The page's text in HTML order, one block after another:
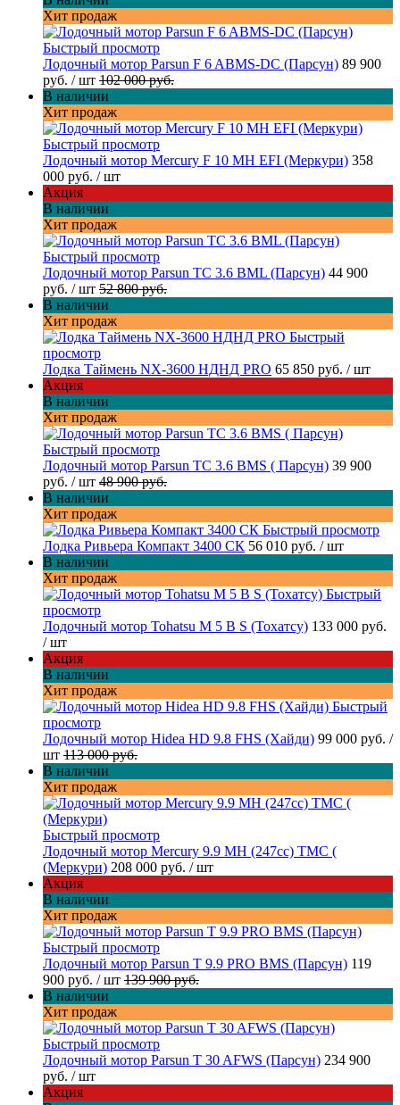
Хит продаж
Быстрый просмотр
Лодочный мотор Parsun F 6 ABMS-DC (Парсун) 89 900
руб. / шт 102 000 руб.
В наличии
Хит продаж
Быстрый просмотр
Лодочный мотор Mercury F 10 MH EFI (Меркури) 358
000 руб. / шт
Акция
В наличии
Хит продаж
Быстрый просмотр
Лодочный мотор Parsun TC 3.6 BML (Парсун) 44 900
руб. / шт 52 800 руб.
В наличии
Хит продаж
Быстрый
просмотр
Лодка Таймень NX-3600 НДНД PRO 65 850 руб. / шт
Акция
В наличии
Хит продаж
Быстрый просмотр
Лодочный мотор Parsun TC 3.6 BMS ( Парсун) 39 900
руб. / шт 48 900 руб.
В наличии
Хит продаж
Быстрый просмотр
Лодка Ривьера Компакт 3400 СК 56 010 руб. / шт
В наличии
Хит продаж
Быстрый
просмотр
Лодочный мотор Tohatsu M 5 B S (Тохатсу) 133 000 руб.
/ шт
Акция
В наличии
Хит продаж
Быстрый
просмотр
Лодочный мотор Hidea HD 9.8 FHS (Хайди) 99 000 руб. /
шт 113 000 руб.
В наличии
Хит продаж
Быстрый просмотр
Лодочный мотор Mercury 9.9 МН (247cc) TMC (
(Меркури) 208 000 руб. / шт
Акция
В наличии
Хит продаж
Быстрый просмотр
Лодочный мотор Parsun T 9.9 PRO BMS (Парсун) 119
900 руб. / шт 139 900 руб.
В наличии
Хит продаж
Быстрый просмотр
Лодочный мотор Parsun T 30 AFWS (Парсун) 234 900
руб. / шт
Акция